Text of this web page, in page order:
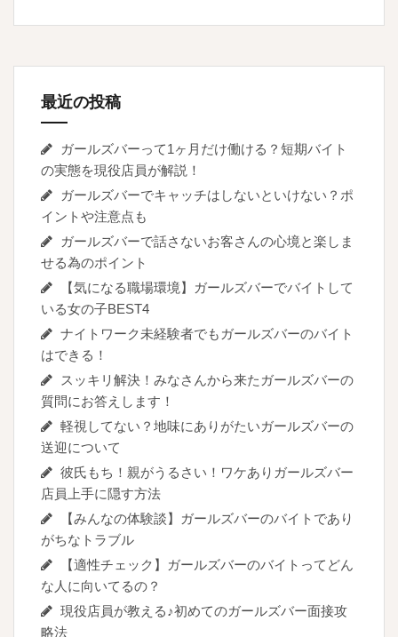
最近の投稿
ガールズバーって1ヶ月だけ働ける？短期バイト
の実態を現役店員が解説！
ガールズバーでキャッチはしないといけない？ポ
イントや注意点も
ガールズバーで話さないお客さんの心境と楽しま
せる為のポイント
【気になる職場環境】ガールズバーでバイトして
いる女の子BEST4
ナイトワーク未経験者でもガールズバーのバイト
はできる！
スッキリ解決！みなさんから来たガールズバーの
質問にお答えします！
軽視してない？地味にありがたいガールズバーの
送迎について
彼氏もち！親がうるさい！ワケありガールズバー
店員上手に隠す方法
【みんなの体験談】ガールズバーのバイトであり
がちなトラブル
【適性チェック】ガールズバーのバイトってどん
な人に向いてるの？
現役店員が教える♪初めてのガールズバー面接攻
略法